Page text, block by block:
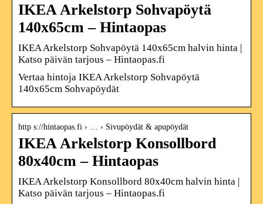
IKEA Arkelstorp Sohvapöytä
140x65cm – Hintaopas
IKEA Arkelstorp Sohvapöytä 140x65cm halvin hinta |
Katso päivän tarjous – Hintaopas.fi
Vertaa hintoja IKEA Arkelstorp Sohvapöytä
140x65cm Sohvapöydät
http s://hintaopas.fi › … › Sivupöydät & apupöydät
IKEA Arkelstorp Konsollbord
80x40cm – Hintaopas
IKEA Arkelstorp Konsollbord 80x40cm halvin hinta |
Katso päivän tarjous – Hintaopas.fi